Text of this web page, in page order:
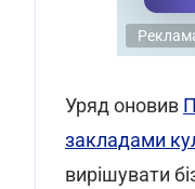
Уряд оновив
закладами
вирішувати